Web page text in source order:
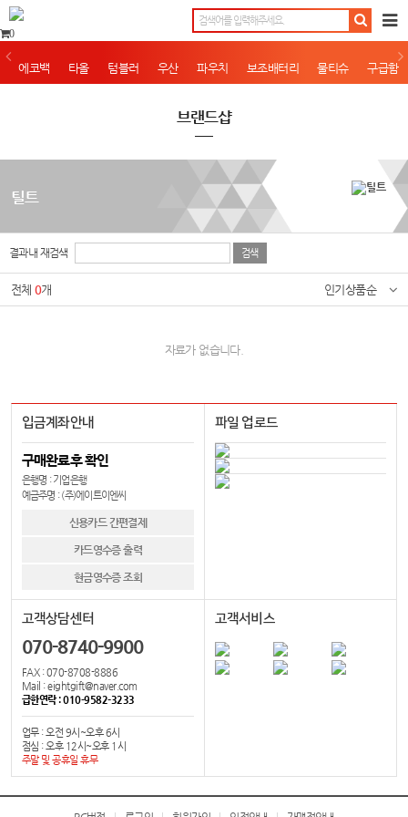
0
에코백 타올 텀블러 우산 파우치 보조배터리 물티슈 구급함
브랜드샵
틸트
결과내 재검색
전체0개 인기상품순
자료가 없습니다.
입금계좌안내
구매완료후 확인
은행명 : 기업은행
예금주명 : (주)에이트이엔씨
신용카드 간편결제
카드영수증 출력
현금영수증 조회
파일 업로드
고객상담센터
070-8740-9900
FAX : 070-8708-8886
Mail : eightgift@naver.com
급한연락 : 010-9582-3233
업무 : 오전 9시~오후 6시
점심 : 오후 12시~오후 1시
주말 및 공휴일 휴무
고객서비스